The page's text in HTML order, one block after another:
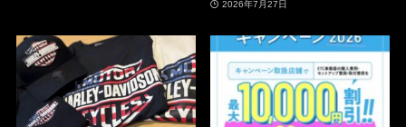
2026年7月27日